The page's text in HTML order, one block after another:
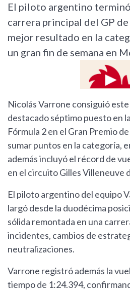
El piloto argentino
carrera principal del GP
mejor resultado en la
un gran fin de semana en
Nicolás Varrone consiguió
destacado séptimo puesto en
Fórmula 2 en el Gran Premio
sumar puntos en la categoría,
además incluyó el récord de
en el circuito Gilles Villeneuve
El piloto argentino del equipo
largó desde la duodécima
sólida remontada en una
incidentes, cambios de
neutralizaciones.
Varrone registró además la
tiempo de 1:24.394,